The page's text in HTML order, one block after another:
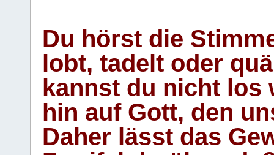
Du hörst die
lobt, tadelt oder
kannst du nicht los
hin auf Gott, den
Daher lässt das